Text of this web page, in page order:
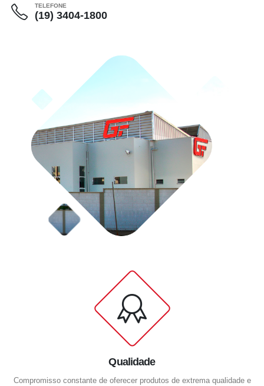
TELEFONE
(19) 3404-1800
Qualidade
Compromisso constante de oferecer produtos de extrema qualidade e